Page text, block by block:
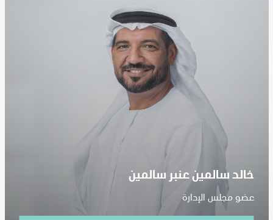
خالد سالمين عنبر سالمين
عضو مجلس الإدارة